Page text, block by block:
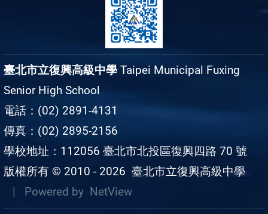
臺北市立復興高級中學 Taipei Municipal Fuxing
Senior High School
電話：(02) 2891-4131
傳真：(02) 2895-2156
學校地址：112056 臺北市北投區復興四路 70 號
版權所有 © 2010 - 2026 臺北市立復興高級中學
| Powered by NetView